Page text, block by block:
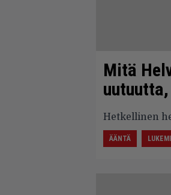
Mitä
Hetkellinen
ÄÄNTÄ